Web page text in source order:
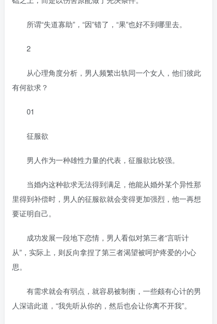
所谓“失道寡助”，“因”错了，“果”也好不到哪里去。
2
从心理角度分析，男人频繁出轨同一个女人，他们彼此
有何欲求？
01
征服欲
男人作为一种雄性力量的代表，征服欲比较强。
当婚内这种欲求无法得到满足，他能从婚外某个异性那
里得到补偿时，男人的征服欲就会变得更加强烈，他一再想
要证明自己。
成功发展一段地下恋情，男人看似对第三者“言听计
从”，实际上，则反向拿捏了第三者渴望被呵护疼爱的小心
思。
有需求就会有弱点，就容易被制衡，一些颇有心计的男
人深谙此道，“我先听从你的，然后也会让你离不开我”。